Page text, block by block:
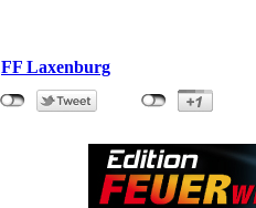
FF Laxenburg